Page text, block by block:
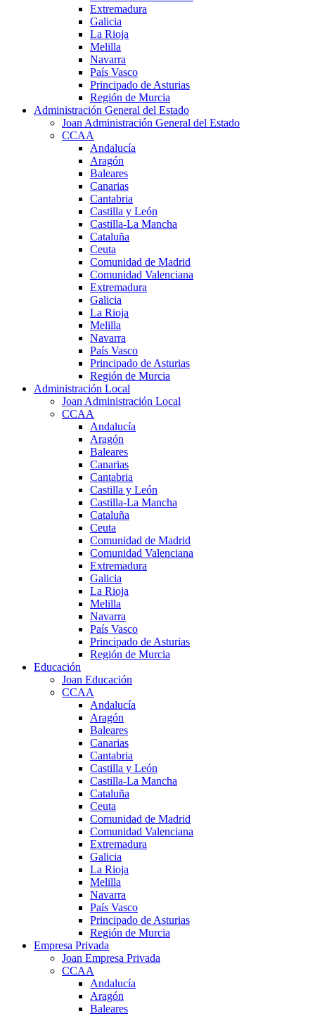
Extremadura
Galicia
La Rioja
Melilla
Navarra
País Vasco
Principado de Asturias
Región de Murcia
Administración General del Estado
Joan Administración General del Estado
CCAA
Andalucía
Aragón
Baleares
Canarias
Cantabria
Castilla y León
Castilla-La Mancha
Cataluña
Ceuta
Comunidad de Madrid
Comunidad Valenciana
Extremadura
Galicia
La Rioja
Melilla
Navarra
País Vasco
Principado de Asturias
Región de Murcia
Administración Local
Joan Administración Local
CCAA
Andalucía
Aragón
Baleares
Canarias
Cantabria
Castilla y León
Castilla-La Mancha
Cataluña
Ceuta
Comunidad de Madrid
Comunidad Valenciana
Extremadura
Galicia
La Rioja
Melilla
Navarra
País Vasco
Principado de Asturias
Región de Murcia
Educación
Joan Educación
CCAA
Andalucía
Aragón
Baleares
Canarias
Cantabria
Castilla y León
Castilla-La Mancha
Cataluña
Ceuta
Comunidad de Madrid
Comunidad Valenciana
Extremadura
Galicia
La Rioja
Melilla
Navarra
País Vasco
Principado de Asturias
Región de Murcia
Empresa Privada
Joan Empresa Privada
CCAA
Andalucía
Aragón
Baleares